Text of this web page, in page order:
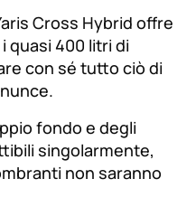
Cross Hybrid offre
quasi 400 litri di
con sé tutto ciò di
fondo e degli
singolarmente,
non saranno